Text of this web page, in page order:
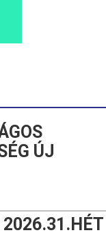
ÚJ
2026.31.HÉT